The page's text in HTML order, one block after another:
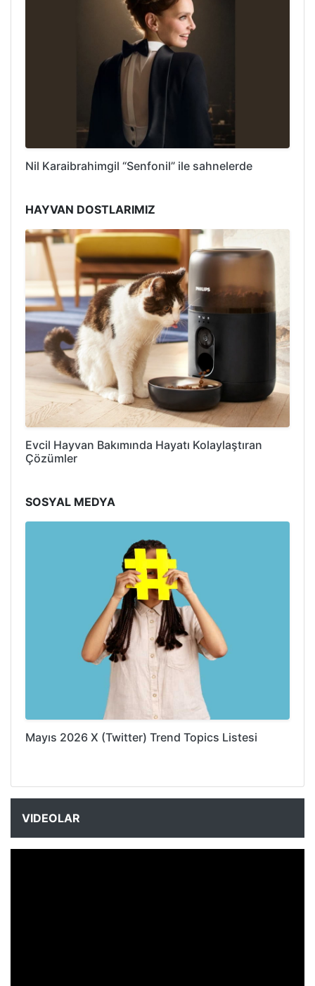
Nil Karaibrahimgil “Senfonil” ile sahnelerde
HAYVAN DOSTLARIMIZ
Evcil Hayvan Bakımında Hayatı Kolaylaştıran
Çözümler
SOSYAL MEDYA
Mayıs 2026 X (Twitter) Trend Topics Listesi
VIDEOLAR